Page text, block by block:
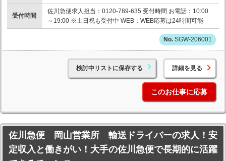
受付時間
佐川急便求人担当：0120-789-635 受付時間 お電話：10:00
～19:00 ※土日祝も受付中 WEB：WEB応募は24時間可能
SGW-206001
検討中リストに保存する 詳細を見る
このお仕事に応募
佐川急便 岡山営業所 輸送ドライバーの求人！安
定収入と働きがい！大手の佐川急便で長期的に活躍